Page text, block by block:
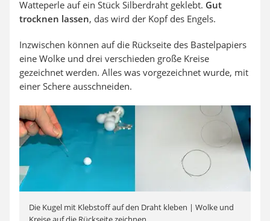
Watteperle auf ein Stück Silberdraht geklebt. Gut
trocknen lassen, das wird der Kopf des Engels.
Inzwischen können auf die Rückseite des Bastelpapiers
eine Wolke und drei verschieden große Kreise
gezeichnet werden. Alles was vorgezeichnet wurde, mit
einer Schere ausschneiden.
Die Kugel mit Klebstoff auf den Draht kleben | Wolke und